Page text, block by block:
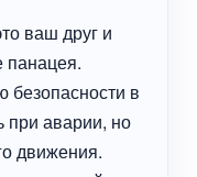
ваш друг и
безопасности в
при аварии, но
движения.